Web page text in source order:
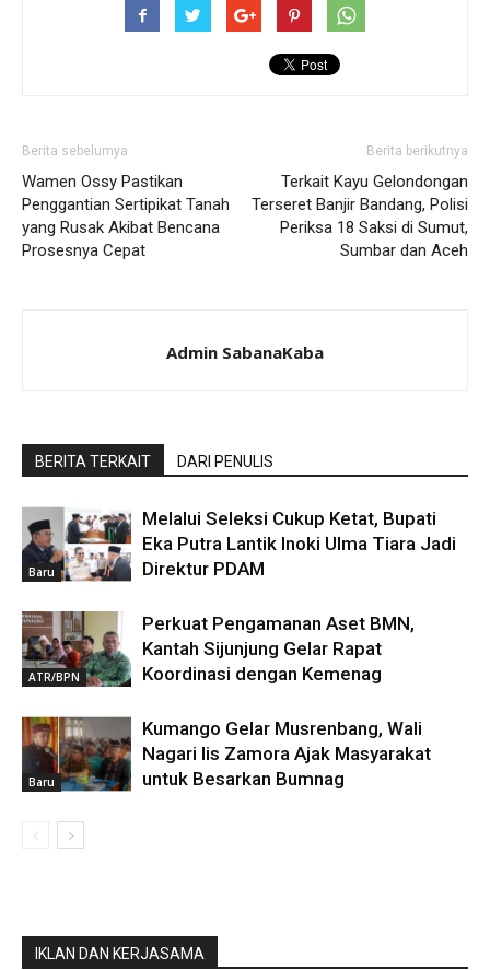
Berita sebelumya
Wamen Ossy Pastikan
Penggantian Sertipikat Tanah
yang Rusak Akibat Bencana
Prosesnya Cepat
Berita berikutnya
Terkait Kayu Gelondongan
Terseret Banjir Bandang, Polisi
Periksa 18 Saksi di Sumut,
Sumbar dan Aceh
Admin SabanaKaba
BERITA TERKAIT DARI PENULIS
Baru
Melalui Seleksi Cukup Ketat, Bupati
Eka Putra Lantik Inoki Ulma Tiara Jadi
Direktur PDAM
ATR/BPN
Perkuat Pengamanan Aset BMN,
Kantah Sijunjung Gelar Rapat
Koordinasi dengan Kemenag
Baru
Kumango Gelar Musrenbang, Wali
Nagari Iis Zamora Ajak Masyarakat
untuk Besarkan Bumnag
IKLAN DAN KERJASAMA